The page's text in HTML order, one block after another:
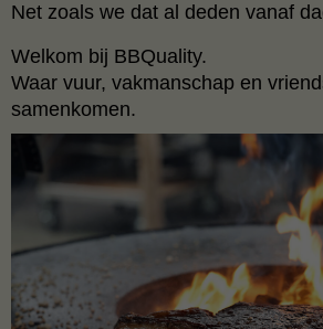
Net zoals we dat al deden vanaf
Welkom bij BBQuality.
Waar vuur, vakmanschap en
samenkomen.